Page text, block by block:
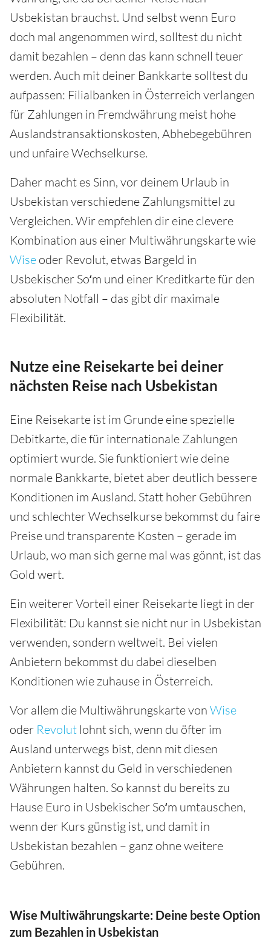
Usbekistan brauchst. Und selbst wenn Euro
doch mal angenommen wird, solltest du nicht
damit bezahlen – denn das kann schnell teuer
werden. Auch mit deiner Bankkarte solltest du
aufpassen: Filialbanken in Österreich verlangen
für Zahlungen in Fremdwährung meist hohe
Auslandstransaktionskosten, Abhebegebühren
und unfaire Wechselkurse.
Daher macht es Sinn, vor deinem Urlaub in
Usbekistan verschiedene Zahlungsmittel zu
Vergleichen. Wir empfehlen dir eine clevere
Kombination aus einer Multiwährungskarte wie
Wise oder Revolut, etwas Bargeld in
Usbekischer Soʻm und einer Kreditkarte für den
absoluten Notfall – das gibt dir maximale
Flexibilität.
Nutze eine Reisekarte bei deiner
nächsten Reise nach Usbekistan
Eine Reisekarte ist im Grunde eine spezielle
Debitkarte, die für internationale Zahlungen
optimiert wurde. Sie funktioniert wie deine
normale Bankkarte, bietet aber deutlich bessere
Konditionen im Ausland. Statt hoher Gebühren
und schlechter Wechselkurse bekommst du faire
Preise und transparente Kosten – gerade im
Urlaub, wo man sich gerne mal was gönnt, ist das
Gold wert.
Ein weiterer Vorteil einer Reisekarte liegt in der
Flexibilität: Du kannst sie nicht nur in Usbekistan
verwenden, sondern weltweit. Bei vielen
Anbietern bekommst du dabei dieselben
Konditionen wie zuhause in Österreich.
Vor allem die Multiwährungskarte von Wise
oder Revolut lohnt sich, wenn du öfter im
Ausland unterwegs bist, denn mit diesen
Anbietern kannst du Geld in verschiedenen
Währungen halten. So kannst du bereits zu
Hause Euro in Usbekischer Soʻm umtauschen,
wenn der Kurs günstig ist, und damit in
Usbekistan bezahlen – ganz ohne weitere
Gebühren.
Wise Multiwährungskarte: Deine beste Option
zum Bezahlen in Usbekistan